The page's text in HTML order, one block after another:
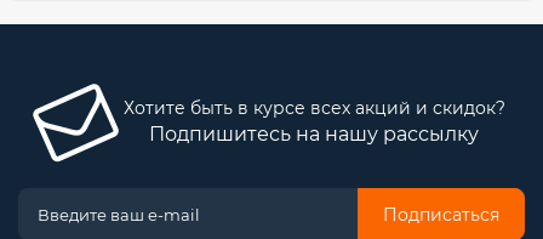
Хотите быть в курсе всех акций и скидок?
Подпишитесь на нашу рассылку
Подписаться